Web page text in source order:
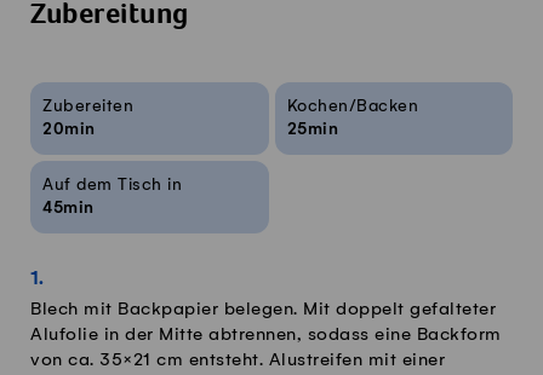
Zubereitung
Rezeptinfos
Zubereiten
20min
Kochen/Backen
25min
Auf dem Tisch in
45min
Blech mit Backpapier belegen. Mit doppelt gefalteter
Alufolie in der Mitte abtrennen, sodass eine Backform
von ca. 35×21 cm entsteht. Alustreifen mit einer